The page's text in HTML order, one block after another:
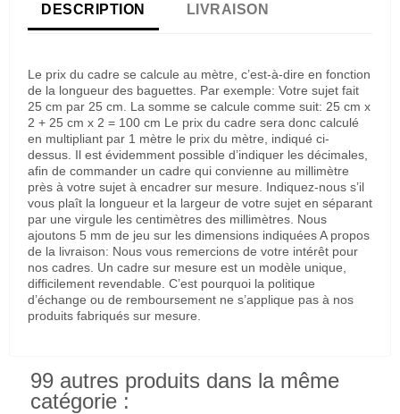
DESCRIPTION LIVRAISON
Le prix du cadre se calcule au mètre, c’est-à-dire en fonction
de la longueur des baguettes. Par exemple: Votre sujet fait
25 cm par 25 cm. La somme se calcule comme suit: 25 cm x
2 + 25 cm x 2 = 100 cm Le prix du cadre sera donc calculé
en multipliant par 1 mètre le prix du mètre, indiqué ci-
dessus. Il est évidemment possible d’indiquer les décimales,
afin de commander un cadre qui convienne au millimètre
près à votre sujet à encadrer sur mesure. Indiquez-nous s’il
vous plaît la longueur et la largeur de votre sujet en séparant
par une virgule les centimètres des millimètres. Nous
ajoutons 5 mm de jeu sur les dimensions indiquées A propos
de la livraison: Nous vous remercions de votre intérêt pour
nos cadres. Un cadre sur mesure est un modèle unique,
difficilement revendable. C’est pourquoi la politique
d’échange ou de remboursement ne s’applique pas à nos
produits fabriqués sur mesure.
99 autres produits dans la même
catégorie :